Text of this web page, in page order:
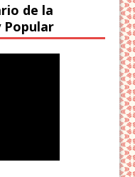
de la
Popular